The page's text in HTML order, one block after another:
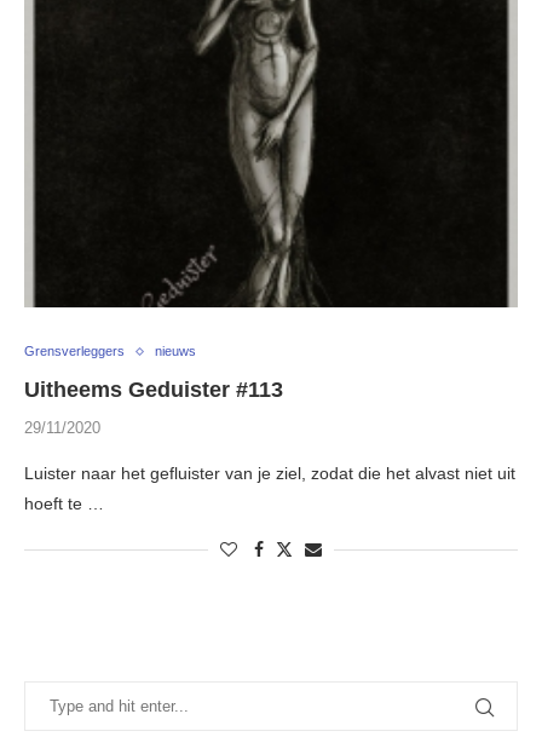
Grensverleggers nieuws
Uitheems Geduister #113
29/11/2020
Luister naar het gefluister van je ziel, zodat die het alvast niet uit
hoeft te …